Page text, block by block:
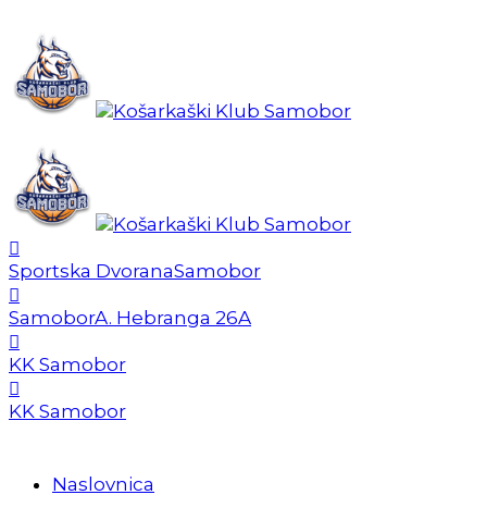
Sportska DvoranaSamobor
SamoborA. Hebranga 26A
KK Samobor
KK Samobor
Naslovnica